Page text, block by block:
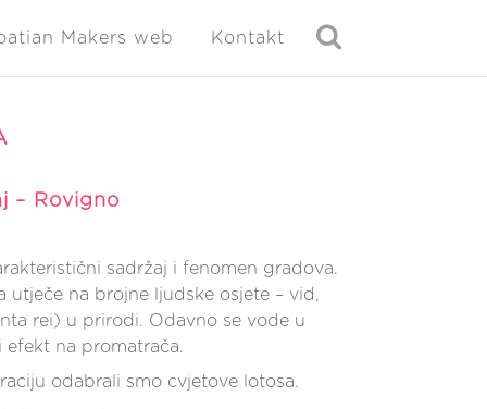
Makers web Kontakt
– Rovigno
sadržaj i fenomen gradova.
na brojne ljudske osjete – vid,
rei) u prirodi. Odavno se vode u
na promatrača.
odabrali smo cvjetove lotosa.